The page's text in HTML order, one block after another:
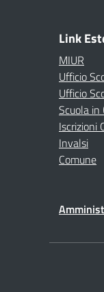
Link
MIUR
Ufficio
Ufficio
Scuola in
Iscrizioni
Invalsi
Comune